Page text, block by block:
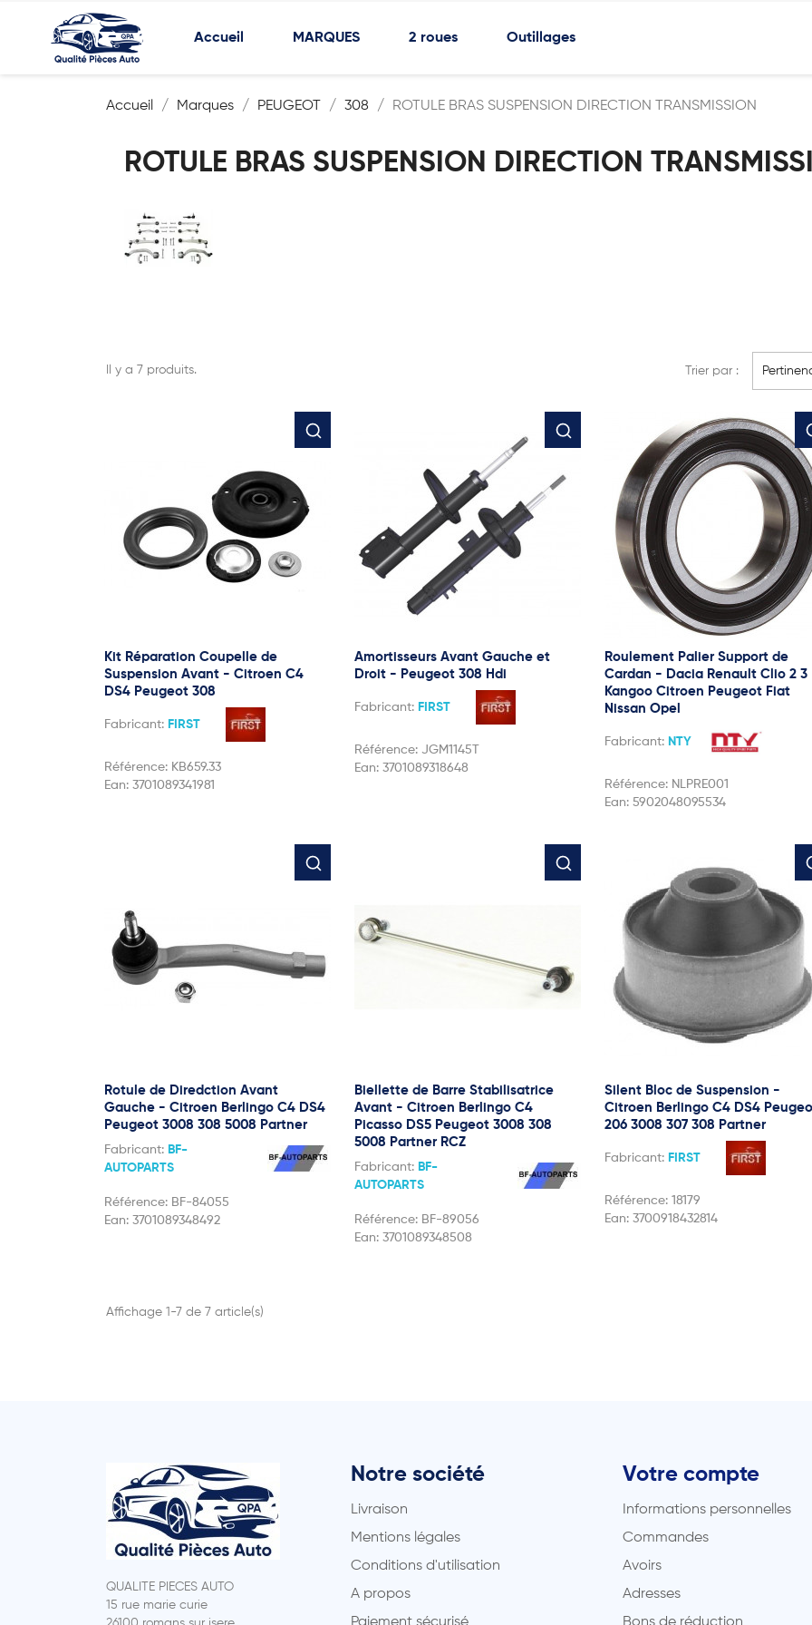
Accueil MARQUES 2 roues Outillages
Accueil Marques PEUGEOT 308 ROTULE BRAS SUSPENSION DIRECTION TRANSMISSION
ROTULE BRAS SUSPENSION DIRECTION
Il y a 7 produits. Trier par :
Kit Réparation Coupelle de
Suspension Avant - Citroen C4
DS4 Peugeot 308
Fabricant: FIRST
Référence: KB659.33
Ean: 3701089341981
Amortisseurs Avant Gauche et
Droit - Peugeot 308 Hdi
Fabricant: FIRST
Référence: JGM1145T
Ean: 3701089318648
Roulement Palier Support de
Cardan - Dacia Renault Clio 2 3
Kangoo Citroen Peugeot Fiat
Nissan Opel
Fabricant: NTY
Référence: NLPRE001
Ean: 5902048095534
Rotule de Diredction Avant
Gauche - Citroen Berlingo C4 DS4
Peugeot 3008 308 5008 Partner
Fabricant: BF-
AUTOPARTS
Référence: BF-84055
Ean: 3701089348492
Biellette de Barre Stabilisatrice
Avant - Citroen Berlingo C4
Picasso DS5 Peugeot 3008 308
5008 Partner RCZ
Fabricant: BF-
AUTOPARTS
Référence: BF-89056
Ean: 3701089348508
Silent Bloc de Suspension -
Citroen Berlingo C4 DS4
206 3008 307 308 Partner
Fabricant: FIRST
Référence: 18179
Ean: 3700918432814
Affichage 1-7 de 7 article(s)
QUALITE PIECES AUTO
15 rue marie curie
Notre société
Livraison
Mentions légales
Conditions d'utilisation
A propos
Paiement sécurisé
Votre compte
Informations personnelles
Commandes
Avoirs
Adresses
Bons de réduction